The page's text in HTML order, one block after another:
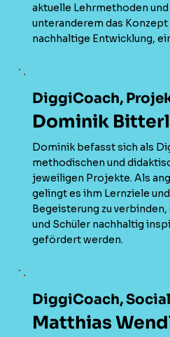
aktuelle Lehrmethoden
unteranderem das
nachhaltige Entwicklung,
Dominik
DiggiCoach,
Dominik befasst sich als
methodischen und
jeweiligen Projekte. Als
gelingt es ihm Lernziele
Begeisterung zu
und Schüler nachhaltig
gefördert werden.
Matthias
DiggiCoach,